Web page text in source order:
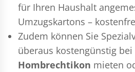
für Ihren Haushalt
Umzugskartons –
Zudem können Sie
überaus kostengünstig bei
Hombrechtikon mieten